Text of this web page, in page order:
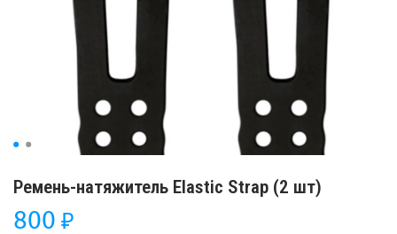
Ремень-натяжитель Elastic Strap (2 шт)
800 ₽